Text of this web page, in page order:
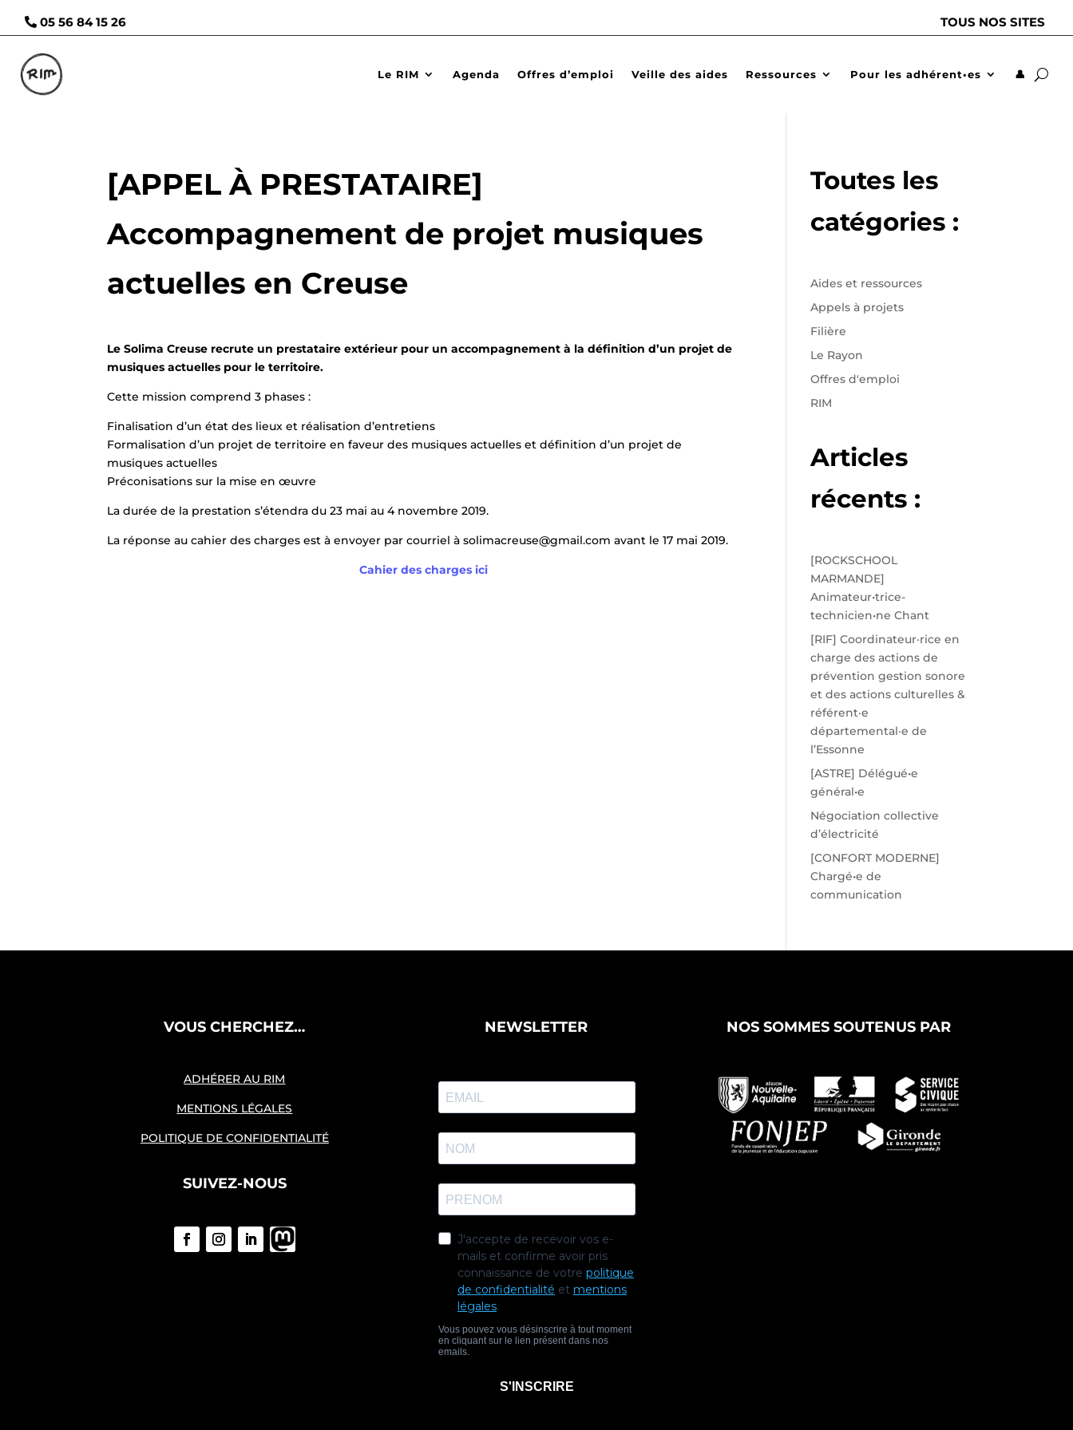
05 56 84 15 26 TOUS NOS SITES
Le RIM Agenda Offres d’emploi Veille des aides Ressources Pour les adhérent•es 👤
[APPEL À PRESTATAIRE]
Accompagnement de projet musiques
actuelles en Creuse
Le Solima Creuse recrute un prestataire extérieur pour un accompagnement à la définition d’un projet de
musiques actuelles pour le territoire.
Cette mission comprend 3 phases :
Finalisation d’un état des lieux et réalisation d’entretiens
Formalisation d’un projet de territoire en faveur des musiques actuelles et définition d’un projet de
musiques actuelles
Préconisations sur la mise en œuvre
La durée de la prestation s’étendra du 23 mai au 4 novembre 2019.
La réponse au cahier des charges est à envoyer par courriel à solimacreuse@gmail.com avant le 17 mai 2019.
Cahier des charges ici
Toutes les
catégories :
Aides et ressources
Appels à projets
Filière
Le Rayon
Offres d'emploi
RIM
Articles
récents :
[ROCKSCHOOL
MARMANDE]
Animateur•trice-
technicien•ne Chant
[RIF] Coordinateur·rice en
charge des actions de
prévention gestion sonore
et des actions culturelles &
référent·e
départemental·e de
l’Essonne
[ASTRE] Délégué•e
général•e
Négociation collective
d’électricité
[CONFORT MODERNE]
Chargé•e de
communication
VOUS CHERCHEZ…
ADHÉRER AU RIM
MENTIONS LÉGALES
POLITIQUE DE CONFIDENTIALITÉ
SUIVEZ-NOUS
NEWSLETTER NOS SOMMES SOUTENUS PAR